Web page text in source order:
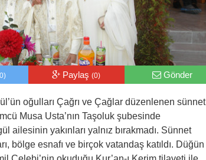
Paylaş(0) Gönder
oğulları Çağrı ve Çağlar düzenlenen sünnet
Musa Usta’nın Taşoluk şubesinde
ailesinin yakınları yalnız bırakmadı. Sünnet
bölge esnafı ve birçok vatandaş katıldı. Düğün